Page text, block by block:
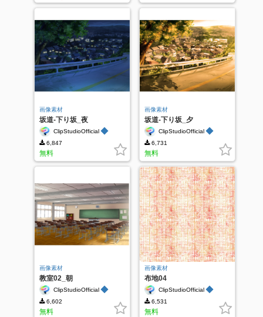
画像素材
坂道-下り坂_夜
ClipStudioOfficial ◆
6,847
無料
画像素材
坂道-下り坂_夕
ClipStudioOfficial ◆
6,731
無料
画像素材
教室02_朝
ClipStudioOfficial ◆
6,602
無料
画像素材
布地04
ClipStudioOfficial ◆
6,531
無料